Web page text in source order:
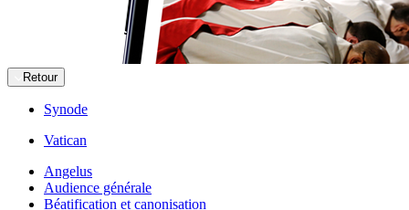
Retour
Synode
Vatican
Angelus
Audience générale
Béatification et canonisation